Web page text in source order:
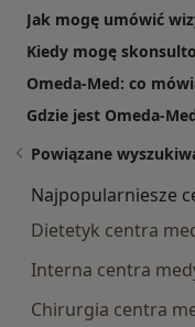
Jak mogę umówić
Kiedy mogę
Omeda-Med: co
Gdzie jest Omeda-
Powiązane
Najpopularniesze
Dietetyk centra
Interna centra
Chirurgia centra